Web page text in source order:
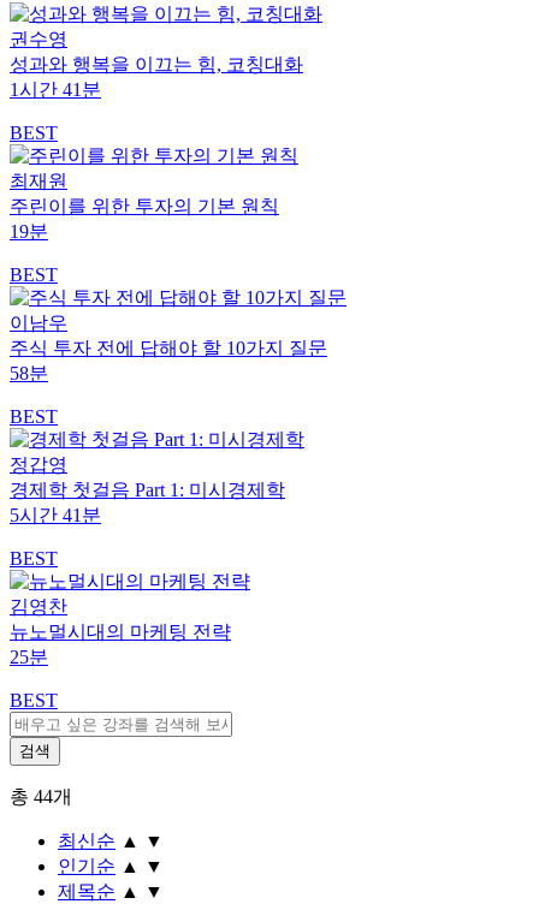
권수영
성과와 행복을 이끄는 힘, 코칭대화
1시간 41분
BEST
최재원
주린이를 위한 투자의 기본 원칙
19분
BEST
이남우
주식 투자 전에 답해야 할 10가지 질문
58분
BEST
정갑영
경제학 첫걸음 Part 1: 미시경제학
5시간 41분
BEST
김영찬
뉴노멀시대의 마케팅 전략
25분
BEST
총 44개
최신순 ▲
▼
인기순 ▲
▼
제목순 ▲ ▼